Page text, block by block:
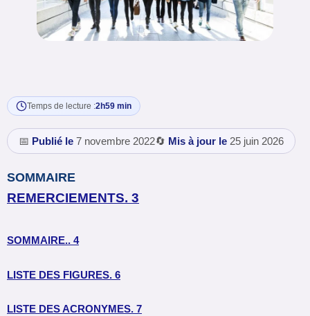
Temps de lecture :2h59 min
📅 Publié le 7 novembre 2022🔄 Mis à jour le 25 juin 2026
SOMMAIRE
REMERCIEMENTS. 3
SOMMAIRE.. 4
LISTE DES FIGURES. 6
LISTE DES ACRONYMES. 7